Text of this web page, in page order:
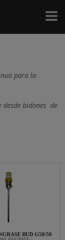
para la
desde bidones de
BUD G50/50